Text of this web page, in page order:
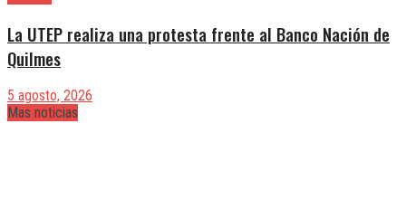
La UTEP realiza una protesta frente al Banco Nación de
Quilmes
5 agosto, 2026
Mas noticias